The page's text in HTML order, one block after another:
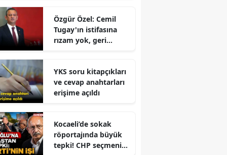
Özgür Özel: Cemil
Tugay'ın istifasına
rızam yok, geri
YKS soru kitapçıkları
ve cevap anahtarları
erişime açıldı
Kocaeli’de sokak
röportajında büyük
tepki! CHP seçmeni